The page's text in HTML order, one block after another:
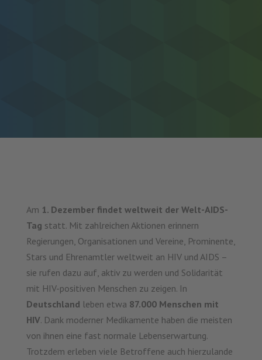
Am 1. Dezember findet weltweit der Welt-AIDS-
Tag statt. Mit zahlreichen Aktionen erinnern
Regierungen, Organisationen und Vereine, Prominente,
Stars und Ehrenamtler weltweit an HIV und AIDS –
sie rufen dazu auf, aktiv zu werden und Solidarität
mit HIV-positiven Menschen zu zeigen. In
Deutschland leben etwa 87.000 Menschen mit
HIV. Dank moderner Medikamente haben die meisten
von ihnen eine fast normale Lebenserwartung.
Trotzdem erleben viele Betroffene auch hierzulande